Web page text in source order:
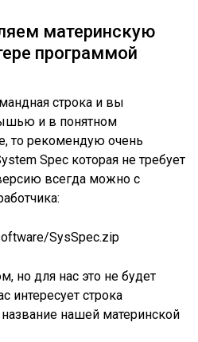
материнскую
программой
строка и вы
и в понятном
то рекомендую очень
Spec которая не требует
всегда можно с
SysSpec.zip
но для нас это не будет
интересует строка
нашей материнской